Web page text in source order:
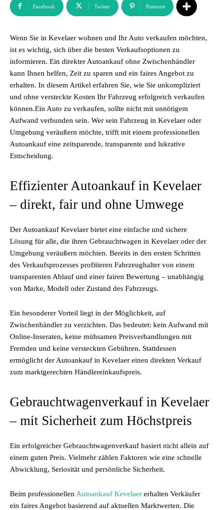
Facebook Twitter Pinterest
Wenn Sie in Kevelaer wohnen und Ihr Auto verkaufen möchten,
ist es wichtig, sich über die besten Verkaufsoptionen zu
informieren. Ein direkter Autoankauf ohne Zwischenhändler
kann Ihnen helfen, Zeit zu sparen und ein faires Angebot zu
erhalten. In diesem Artikel erfahren Sie, wie Sie unkompliziert
und ohne versteckte Kosten Ihr Fahrzeug erfolgreich verkaufen
können.Ein Auto zu verkaufen, sollte nicht mit unnötigem
Aufwand verbunden sein. Wer sein Fahrzeug in Kevelaer oder
Umgebung veräußern möchte, trifft mit einem professionellen
Autoankauf eine zeitsparende, transparente und lukrative
Entscheidung.
Effizienter Autoankauf in Kevelaer
– direkt, fair und ohne Umwege
Der Autoankauf Kevelaer bietet eine einfache und sichere
Lösung für alle, die ihren Gebrauchtwagen in Kevelaer oder der
Umgebung veräußern möchten. Bereits in den ersten Schritten
des Verkaufsprozesses profitieren Fahrzeughalter von einem
transparenten Ablauf und einer fairen Bewertung – unabhängig
von Marke, Modell oder Zustand des Fahrzeugs.
Ein besonderer Vorteil liegt in der Möglichkeit, auf
Zwischenhändler zu verzichten. Das bedeutet: kein Aufwand mit
Online-Inseraten, keine mühsamen Preisverhandlungen mit
Fremden und keine versteckten Gebühren. Stattdessen
ermöglicht der Autoankauf in Kevelaer einen direkten Verkauf
zum marktgerechten Händlereinkaufspreis.
Gebrauchtwagenverkauf in Kevelaer
– mit Sicherheit zum Höchstpreis
Ein erfolgreicher Gebrauchtwagenverkauf basiert nicht allein auf
einem guten Preis. Vielmehr zählen Faktoren wie eine schnelle
Abwicklung, Seriosität und persönliche Sicherheit.
Beim professionellen Autoankauf Kevelaer erhalten Verkäufer
ein faires Angebot basierend auf aktuellen Marktwerten. Die